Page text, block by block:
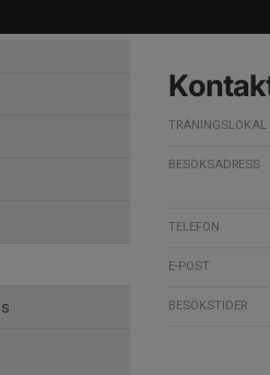
TRÄNINGSLOKAL
BESÖKSADRESS
TELEFON
E-POST
BESÖKSTIDER